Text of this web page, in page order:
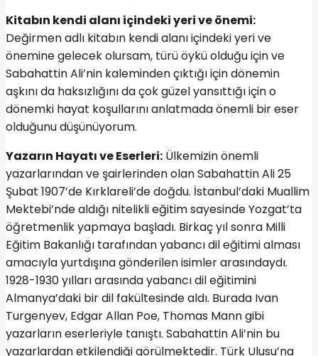
Kitabın kendi alanı içindeki yeri ve önemi:
Değirmen adlı kitabın kendi alanı içindeki yeri ve
önemine gelecek olursam, türü öykü olduğu için ve
Sabahattin Ali’nin kaleminden çıktığı için dönemin
aşkını da haksızlığını da çok güzel yansıttığı için o
dönemki hayat koşullarını anlatmada önemli bir eser
olduğunu düşünüyorum.
Yazarın Hayatı ve Eserleri: Ülkemizin önemli
yazarlarından ve şairlerinden olan Sabahattin Ali 25
Şubat 1907’de Kırklareli’de doğdu. İstanbul’daki Muallim
Mektebi’nde aldığı nitelikli eğitim sayesinde Yozgat’ta
öğretmenlik yapmaya başladı. Birkaç yıl sonra Milli
Eğitim Bakanlığı tarafından yabancı dil eğitimi alması
amacıyla yurtdışına gönderilen isimler arasındaydı.
1928-1930 yılları arasında yabancı dil eğitimini
Almanya’daki bir dil fakültesinde aldı. Burada Ivan
Turgenyev, Edgar Allan Poe, Thomas Mann gibi
yazarların eserleriyle tanıştı. Sabahattin Ali’nin bu
yazarlardan etkilendiği görülmektedir. Türk Ulusu’na